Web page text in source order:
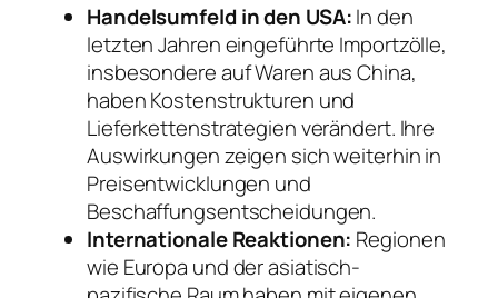
Handelsumfeld in den USA:In den
letzten Jahren eingeführte Importzölle,
insbesondere auf Waren aus China,
haben Kostenstrukturen und
Lieferkettenstrategien verändert. Ihre
Auswirkungen zeigen sich weiterhin in
Preisentwicklungen und
Beschaffungsentscheidungen.
Internationale Reaktionen: Regionen
wie Europa und der asiatisch-